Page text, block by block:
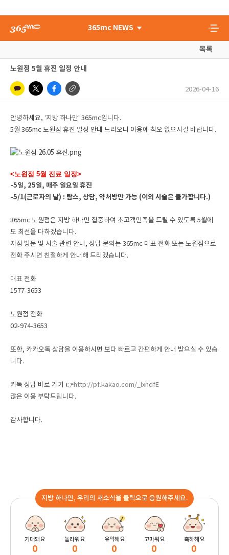
365mc NEWS
목록
노원점 5월 휴진 일정 안내
2026-04-16
안녕하세요, ‘지방 하나만’ 365mc입니다.
5월 365mc 노원점 휴진 일정 안내 드리오니 이용에 착오 없으시길 바랍니다.
<노원점 5월 진료 일정>
-5일, 25일, 매주 일요일 휴진
-5/1(근로자의 날) : 람스, 상담, 약처방만 가능 (이외 시술은 불가합니다.)
365mc 노원점은 지방 하나만 집중하여 초고객만족을 드릴 수 있도록 5월에
도 최선을 다하겠습니다.
지점 방문 및 시술 관련 안내, 상담 문의는 365mc 대표 전화 또는 노원점으로
전화 주시면 친절하게 안내해 드리겠습니다.
대표 전화
1577-3653
노원점 전화
02-974-3653
또한, 카카오톡 상담을 이용하시면 보다 빠르고 간편하게 안내 받으실 수 있습
니다.
카톡 상담 바로 가기 👉http://pf.kakao.com/_lxndfE
많은 이용 부탁드립니다.
감사합니다.
지방 하나만, 우리의 새소식을 클릭으로 응원해주세요.
기대돼요
0
놀라워요
0
유익해요
0
고마워요
0
축하해요
0